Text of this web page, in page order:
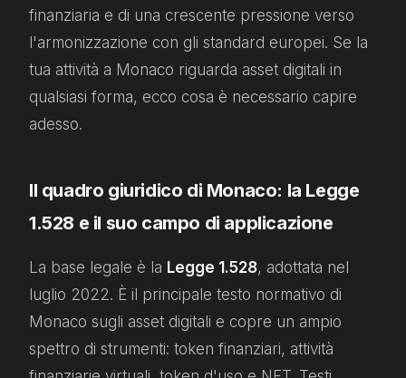
finanziaria e di una crescente pressione verso
l'armonizzazione con gli standard europei. Se la
tua attività a Monaco riguarda asset digitali in
qualsiasi forma, ecco cosa è necessario capire
adesso.
Il quadro giuridico di Monaco: la Legge
1.528 e il suo campo di applicazione
La base legale è la Legge 1.528, adottata nel
luglio 2022. È il principale testo normativo di
Monaco sugli asset digitali e copre un ampio
spettro di strumenti: token finanziari, attività